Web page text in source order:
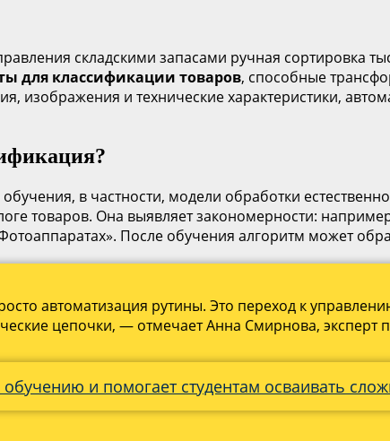
складскими запасами ручная сортировка
для классификации товаров, способные
изображения и технические характеристики,
в частности, модели обработки
товаров. Она выявляет закономерности:
После обучения алгоритм может
автоматизация рутины. Это переход к
цепочки, — отмечает Анна Смирнова, эксперт
обучению и помогает студентам осваивать